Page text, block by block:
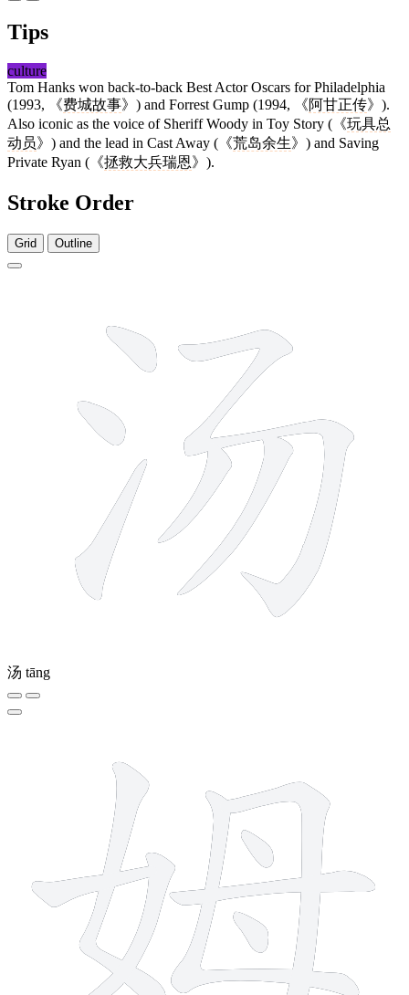
Tips
culture
Tom Hanks won back-to-back Best Actor Oscars for Philadelphia
(1993, 《费城故事》) and Forrest Gump (1994, 《阿甘正传》).
Also iconic as the voice of Sheriff Woody in Toy Story (《玩具总
动员》) and the lead in Cast Away (《荒岛余生》) and Saving
Private Ryan (《拯救大兵瑞恩》).
Stroke Order
Grid Outline
汤 tāng